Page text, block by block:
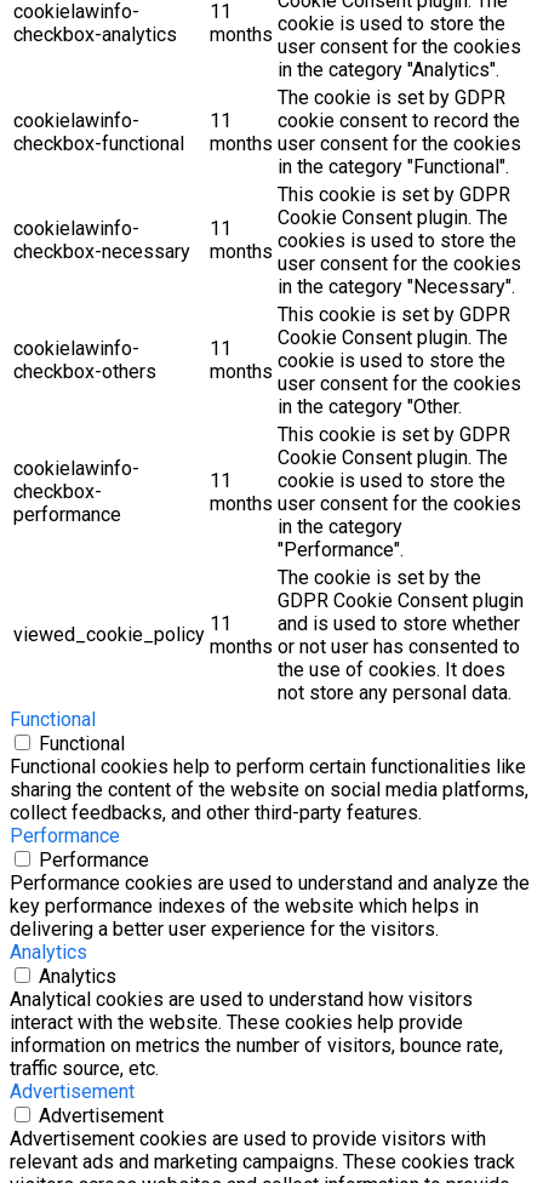
cookielawinfo-
checkbox-analytics
11
months cookie is used to store the
user consent for the cookies
in the category "Analytics".
cookielawinfo-
checkbox-functional
11
months
The cookie is set by GDPR
cookie consent to record the
user consent for the cookies
in the category "Functional".
cookielawinfo-
checkbox-necessary
11
months
This cookie is set by GDPR
Cookie Consent plugin. The
cookies is used to store the
user consent for the cookies
in the category "Necessary".
cookielawinfo-
checkbox-others
11
months
This cookie is set by GDPR
Cookie Consent plugin. The
cookie is used to store the
user consent for the cookies
in the category "Other.
cookielawinfo-
checkbox-
performance
11
months
This cookie is set by GDPR
Cookie Consent plugin. The
cookie is used to store the
user consent for the cookies
in the category
"Performance".
viewed_cookie_policy 11
months
The cookie is set by the
GDPR Cookie Consent plugin
and is used to store whether
or not user has consented to
the use of cookies. It does
not store any personal data.
Functional
Functional
Functional cookies help to perform certain functionalities like
sharing the content of the website on social media platforms,
collect feedbacks, and other third-party features.
Performance
Performance
Performance cookies are used to understand and analyze the
key performance indexes of the website which helps in
delivering a better user experience for the visitors.
Analytics
Analytics
Analytical cookies are used to understand how visitors
interact with the website. These cookies help provide
information on metrics the number of visitors, bounce rate,
traffic source, etc.
Advertisement
Advertisement
Advertisement cookies are used to provide visitors with
relevant ads and marketing campaigns. These cookies track